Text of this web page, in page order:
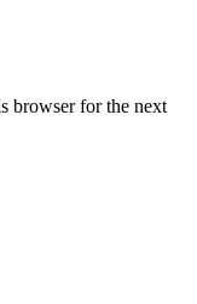
browser for the next